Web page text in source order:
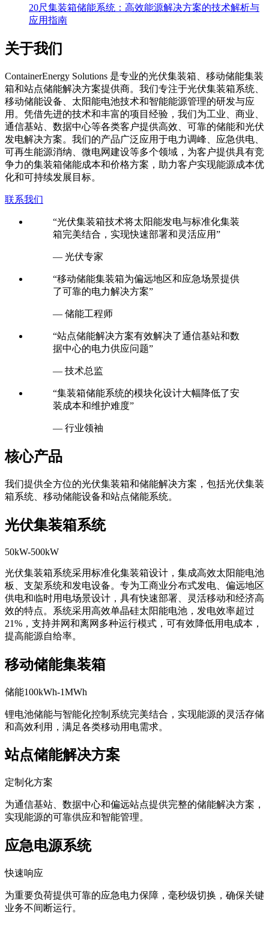
20尺集装箱储能系统：高效能源解决方案的技术解析与
应用指南
关于我们
ContainerEnergy Solutions 是专业的光伏集装箱、移动储能集装
箱和站点储能解决方案提供商。我们专注于光伏集装箱系统、
移动储能设备、太阳能电池技术和智能能源管理的研发与应
用。凭借先进的技术和丰富的项目经验，我们为工业、商业、
通信基站、数据中心等各类客户提供高效、可靠的储能和光伏
发电解决方案。我们的产品广泛应用于电力调峰、应急供电、
可再生能源消纳、微电网建设等多个领域，为客户提供具有竞
争力的集装箱储能成本和价格方案，助力客户实现能源成本优
化和可持续发展目标。
联系我们
“光伏集装箱技术将太阳能发电与标准化集装
箱完美结合，实现快速部署和灵活应用”
— 光伏专家
“移动储能集装箱为偏远地区和应急场景提供
了可靠的电力解决方案”
— 储能工程师
“站点储能解决方案有效解决了通信基站和数
据中心的电力供应问题”
— 技术总监
“集装箱储能系统的模块化设计大幅降低了安
装成本和维护难度”
— 行业领袖
核心产品
我们提供全方位的光伏集装箱和储能解决方案，包括光伏集装
箱系统、移动储能设备和站点储能系统。
光伏集装箱系统
50kW-500kW
光伏集装箱系统采用标准化集装箱设计，集成高效太阳能电池
板、支架系统和发电设备。专为工商业分布式发电、偏远地区
供电和临时用电场景设计，具有快速部署、灵活移动和经济高
效的特点。系统采用高效单晶硅太阳能电池，发电效率超过
21%，支持并网和离网多种运行模式，可有效降低用电成本，
提高能源自给率。
移动储能集装箱
储能100kWh-1MWh
锂电池储能与智能化控制系统完美结合，实现能源的灵活存储
和高效利用，满足各类移动用电需求。
站点储能解决方案
定制化方案
为通信基站、数据中心和偏远站点提供完整的储能解决方案，
实现能源的可靠供应和智能管理。
应急电源系统
快速响应
为重要负荷提供可靠的应急电力保障，毫秒级切换，确保关键
业务不间断运行。